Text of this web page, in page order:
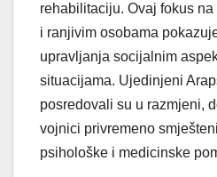
rehabilitaciju. Ovaj fokus
i ranjivim osobama
upravljanja socijalnim
situacijama. Ujedinjeni
posredovali su u razmjeni,
vojnici privremeno
psihološke i medicinske